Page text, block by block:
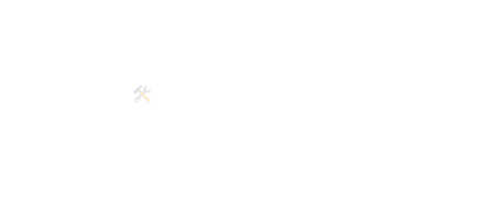
BATTANTE DE L’ESS !